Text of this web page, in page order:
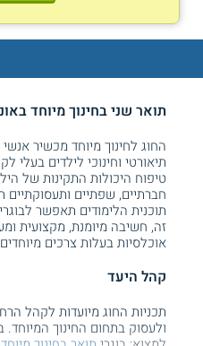
תואר שני בחינוך מיוחד
החוג לחינוך מיוחד מכשיר אנשי
תיאורטי וחינוכי לילדים בעלי
טיפוח היכולות התקינות של
חברתיים, שפתיים ותעסוקתיים
תוכנית הלימודים תאפשר לבוגרי
זה, חשיבה מיומנת, מקצועית
אוכלסיות בעלות צרכים
קהל היעד
תכניות החוג מיועדות לקהל
ולעסוק בתחום החינוך המיוחד.